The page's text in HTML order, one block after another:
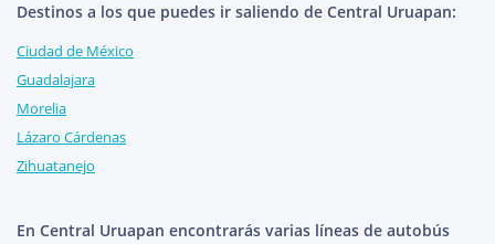
Destinos a los que puedes ir saliendo de Central Uruapan:
Ciudad de México
Guadalajara
Morelia
Lázaro Cárdenas
Zihuatanejo
En Central Uruapan encontrarás varias líneas de autobús